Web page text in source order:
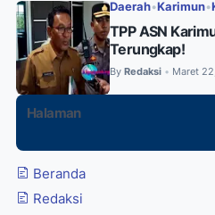
Daerah•Karimun•
TPP ASN
Terungkap!
By Redaksi • Maret
Halaman
Beranda
Redaksi